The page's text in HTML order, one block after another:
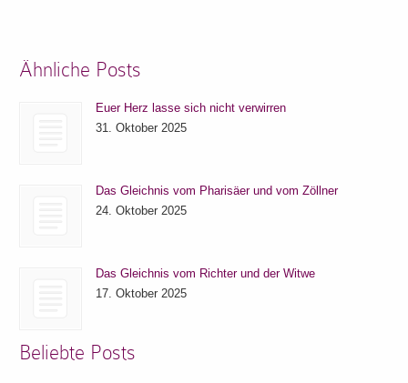
Ähnliche Posts
Euer Herz lasse sich nicht verwirren
31. Oktober 2025
Das Gleichnis vom Pharisäer und vom Zöllner
24. Oktober 2025
Das Gleichnis vom Richter und der Witwe
17. Oktober 2025
Beliebte Posts